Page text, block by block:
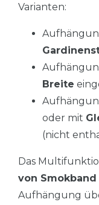
Varianten:
Breite
oder mit
(nicht
Das
von
Aufhängung